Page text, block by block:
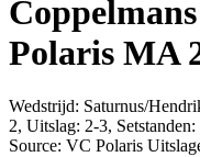
Polaris MA
Wedstrijd: Saturnus/
2, Uitslag: 2-3,
Source: VC Polaris